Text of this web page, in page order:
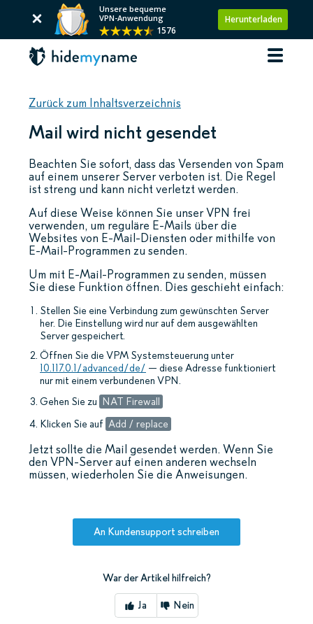
Unsere bequeme
VPN-Anwendung
1576
Herunterladen
Zurück zum Inhaltsverzeichnis
Mail wird nicht gesendet
Beachten Sie sofort, dass das Versenden von Spam
auf einem unserer Server verboten ist. Die Regel
ist streng und kann nicht verletzt werden.
Auf diese Weise können Sie unser VPN frei
verwenden, um reguläre E-Mails über die
Websites von E-Mail-Diensten oder mithilfe von
E-Mail-Programmen zu senden.
Um mit E-Mail-Programmen zu senden, müssen
Sie diese Funktion öffnen. Dies geschieht einfach:
Stellen Sie eine Verbindung zum gewünschten Server
her. Die Einstellung wird nur auf dem ausgewählten
Server gespeichert.
Öffnen Sie die VPM Systemsteuerung unter
10.117.0.1/advanced/de/ — diese Adresse funktioniert
nur mit einem verbundenen VPN.
Gehen Sie zu NAT Firewall
Klicken Sie auf Add / replace
Jetzt sollte die Mail gesendet werden. Wenn Sie
den VPN-Server auf einen anderen wechseln
müssen, wiederholen Sie die Anweisungen.
An Kundensupport schreiben
War der Artikel hilfreich?
Ja Nein